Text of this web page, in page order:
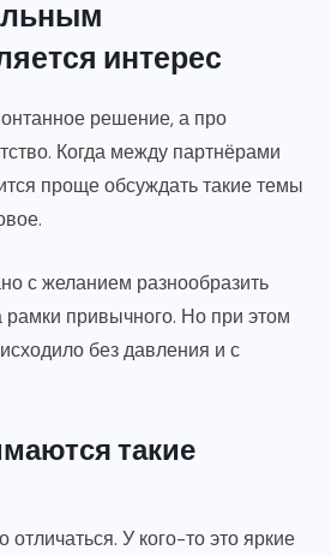
интерес
решение, а про
Когда между партнёрами
проще обсуждать такие темы
с желанием разнообразить
привычного. Но при этом
без давления и с
такие
У кого-то это яркие